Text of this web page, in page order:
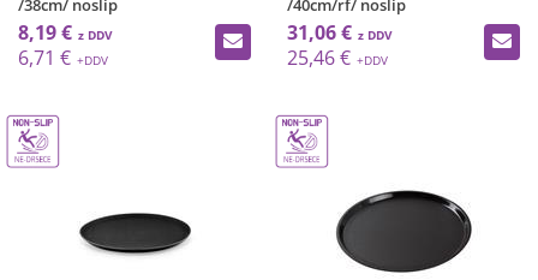
/38cm/ noslip
8,19 €
6,71 €
/40cm/rf/ noslip
31,06 €
25,46 €